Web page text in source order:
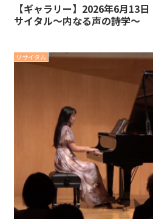
【ギャラリー】2026年6月13
サイタル～内なる声の詩学～
リサイタル